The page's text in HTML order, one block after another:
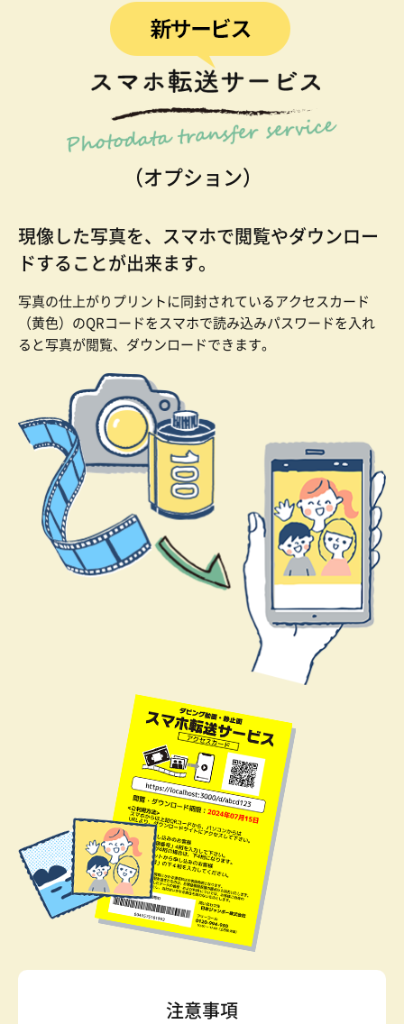
現像した写真を、 スマホで閲覧やダウンロー
ドすることが出来ます。
写真の仕上がりプリントに同封されているアクセスカード
（黄色）のQRコードをスマホで読み込みパスワードを入れ
ると写真が閲覧、ダウンロードできます。
注意事項